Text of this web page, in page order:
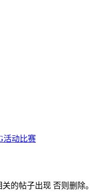
活动比赛
的帖子出现 否则删除。